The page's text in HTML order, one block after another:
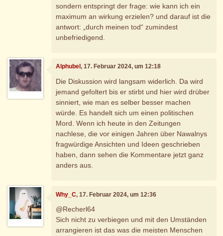
sondern entspringt der frage: wie kann ich ein
maximum an wirkung erzielen? und darauf ist die
antwort: „durch meinen tod“ zumindest
unbefriedigend.
Alphubel, 17. Februar 2024, um 12:18
Die Diskussion wird langsam widerlich. Da wird
jemand gefoltert bis er stirbt und hier wird drüber
sinniert, wie man es selber besser machen
würde. Es handelt sich um einen politischen
Mord. Wenn ich heute in den Zeitungen
nachlese, die vor einigen Jahren über Nawalnys
fragwürdige Ansichten und Ideen geschrieben
haben, dann sehen die Kommentare jetzt ganz
anders aus.
Why_C, 17. Februar 2024, um 12:36
@Recherl64
Sich nicht zu verbiegen und mit den Umständen
arrangieren ist das was die meisten Menschen